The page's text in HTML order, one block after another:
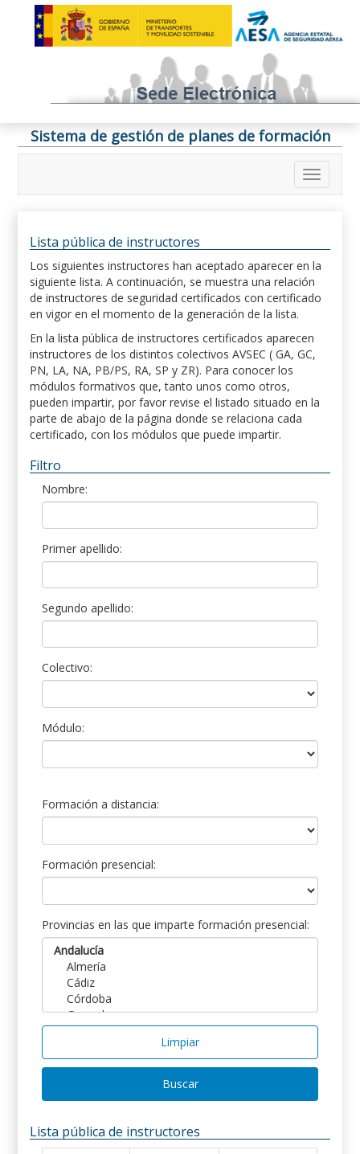
Sistema de gestión de planes de formación
Lista pública de instructores
Los siguientes instructores han aceptado aparecer en la
siguiente lista. A continuación, se muestra una relación
de instructores de seguridad certificados con certificado
en vigor en el momento de la generación de la lista.
En la lista pública de instructores certificados aparecen
instructores de los distintos colectivos AVSEC ( GA, GC,
PN, LA, NA, PB/PS, RA, SP y ZR). Para conocer los
módulos formativos que, tanto unos como otros,
pueden impartir, por favor revise el listado situado en la
parte de abajo de la página donde se relaciona cada
certificado, con los módulos que puede impartir.
Filtro
Nombre:
Primer apellido:
Segundo apellido:
Colectivo:
Módulo:
Formación a distancia:
Formación presencial:
Provincias en las que imparte formación presencial:
Limpiar
Buscar
Lista pública de instructores